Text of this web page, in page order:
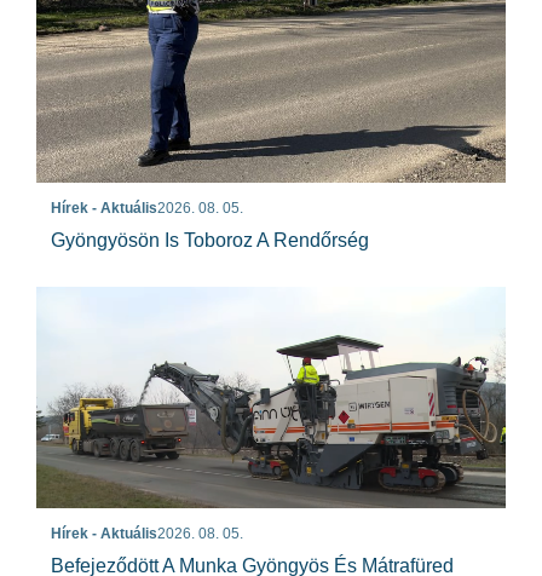
Hírek - Aktuális2026. 08. 05.
Gyöngyösön Is Toboroz A Rendőrség
Hírek - Aktuális2026. 08. 05.
Befejeződött A Munka Gyöngyös És Mátrafüred